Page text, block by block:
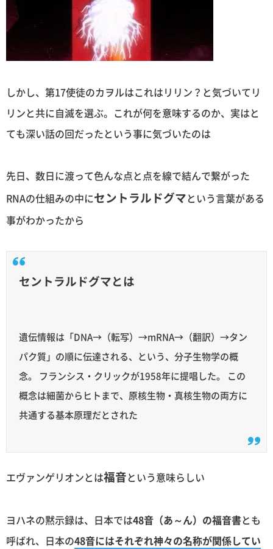
しかし、第17使徒のカヲルはこれはリリン？と気づいてリ
リンと共に自滅を選ぶ。これが何を意味するのか、実はと
ても深い話の回だったという事に気づいたのは
先日、数日に渡って色んな点と点を線で結んで繋がった
RNAの仕組みの中にセントラルドグマという言葉がある
事がわかったから
セントラルドグマとは
遺伝情報は「DNA→（転写）→mRNA→（翻訳）→タン
パク質」の順に伝達される、という、分子生物学の概
念。 フランシス・クリックが1958年に提唱した。 この
概念は細菌からヒトまで、原核生物・真核生物の両方に
共通する基本原理だとされた
エヴァンゲリオンとは福音という意味らしい
ヨハネの黙示録は、日本では48音（あ～ん）の福音書とも
呼ばれ、日本の48音にはそれぞれ神々の名称が関係してい